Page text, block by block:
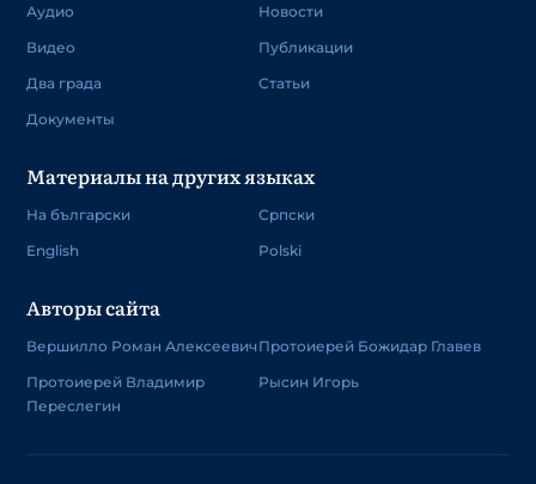
Аудио
Видео
Два града
Документы
Новости
Публикации
Статьи
Материалы на других языках
На български
English
Српски
Polski
Авторы сайта
Вершилло Роман Алексеевич
Протоиерей Владимир
Переслегин
Протоиерей Божидар Главев
Рысин Игорь